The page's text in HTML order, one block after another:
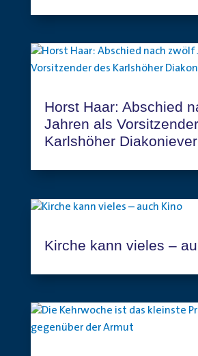
Horst Haar: Abschied
Jahren als
Karlshöher
Kirche kann vieles –